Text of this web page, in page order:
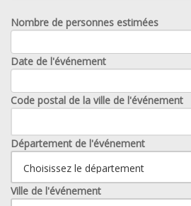
Nombre de personnes estimées
Date de l'événement
Code postal de la ville de l'événement
Département de l'événement
Ville de l'événement